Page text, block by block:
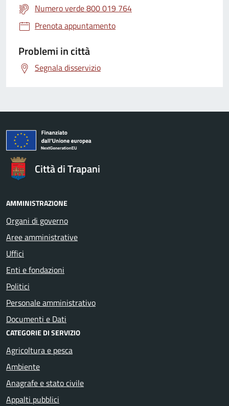
Numero verde 800 019 764
Prenota appuntamento
Problemi in città
Segnala disservizio
Città di Trapani
AMMINISTRAZIONE
Organi di governo
Aree amministrative
Uffici
Enti e fondazioni
Politici
Personale amministrativo
Documenti e Dati
CATEGORIE DI SERVIZIO
Agricoltura e pesca
Ambiente
Anagrafe e stato civile
Appalti pubblici